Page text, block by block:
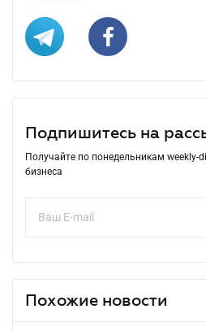
Подпишитесь на
Получайте по понедельникам weekly-
бизнеса
Похожие новости